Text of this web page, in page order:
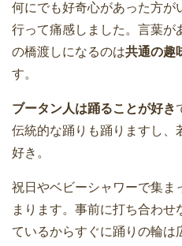
何にでも好奇心があった方が
行って痛感しました。言葉が
の橋渡しになるのは共通の趣
す。
ブータン人は踊ることが好き
伝統的な踊りも踊りますし、
好き。
祝日やベビーシャワーで集ま
まります。事前に打ち合わ
ているからすぐに踊りの輪